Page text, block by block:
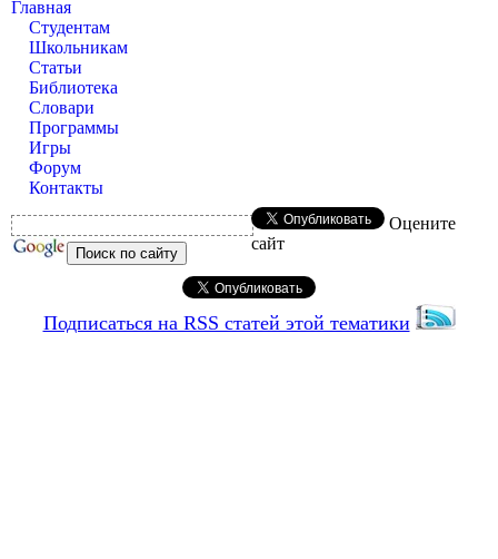
Главная
Студентам
Школьникам
Статьи
Библиотека
Словари
Программы
Игры
Форум
Контакты
Оцените
сайт
Подписаться на RSS статей этой тематики